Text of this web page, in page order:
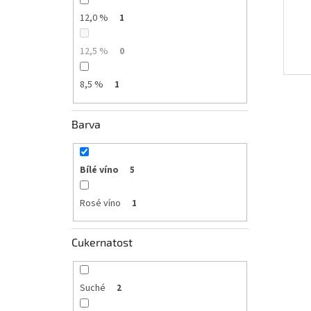
12,0 % 1
12,5 % 0
8,5 % 1
Barva
Bílé víno 5
Rosé víno 1
Cukernatost
Suché 2